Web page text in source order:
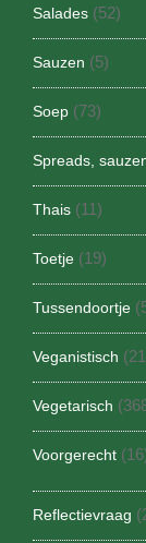
Salades (52)
Sauzen (5)
Soep (73)
Spreads,
Thais (11)
Toetje (19)
Tussendoortje
Veganistisch
Vegetarisch
Voorgerecht
Reflectievraag